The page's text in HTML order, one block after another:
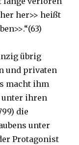
her>> heißt
übrig
und privaten
macht ihm
unter ihren
die
unter
Protagonist